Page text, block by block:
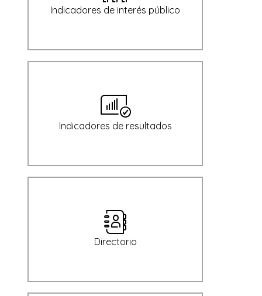
Indicadores de interés público
Indicadores de resultados
Directorio